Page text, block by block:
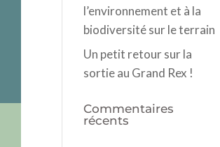
l’environnement et à la
biodiversité sur le terrain
Un petit retour sur la
sortie au Grand Rex !
Commentaires
récents